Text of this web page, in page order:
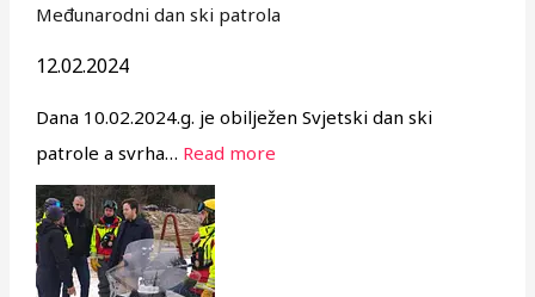
Međunarodni dan ski patrola
12.02.2024
Dana 10.02.2024.g. je obilježen Svjetski dan ski
patrole a svrha… Read more